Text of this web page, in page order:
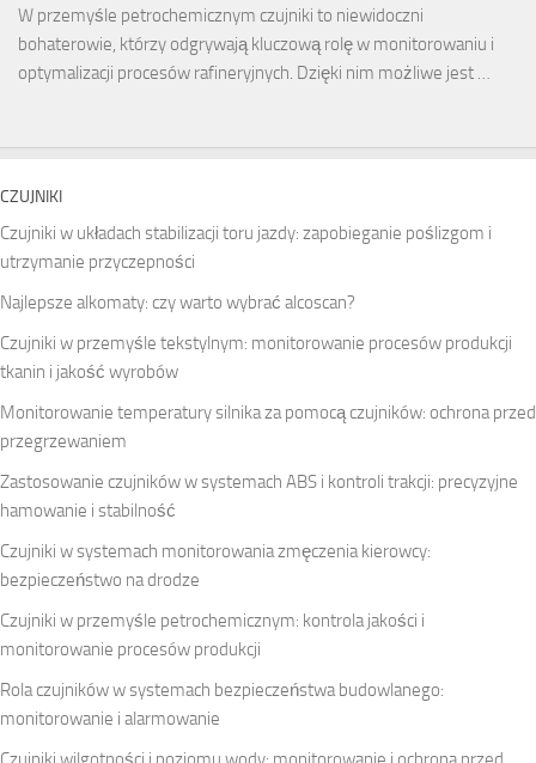
W przemyśle petrochemicznym czujniki to niewidoczni
bohaterowie, którzy odgrywają kluczową rolę w monitorowaniu i
optymalizacji procesów rafineryjnych. Dzięki nim możliwe jest …
CZUJNIKI
Czujniki w układach stabilizacji toru jazdy: zapobieganie poślizgom i
utrzymanie przyczepności
Najlepsze alkomaty: czy warto wybrać alcoscan?
Czujniki w przemyśle tekstylnym: monitorowanie procesów produkcji
tkanin i jakość wyrobów
Monitorowanie temperatury silnika za pomocą czujników: ochrona przed
przegrzewaniem
Zastosowanie czujników w systemach ABS i kontroli trakcji: precyzyjne
hamowanie i stabilność
Czujniki w systemach monitorowania zmęczenia kierowcy:
bezpieczeństwo na drodze
Czujniki w przemyśle petrochemicznym: kontrola jakości i
monitorowanie procesów produkcji
Rola czujników w systemach bezpieczeństwa budowlanego:
monitorowanie i alarmowanie